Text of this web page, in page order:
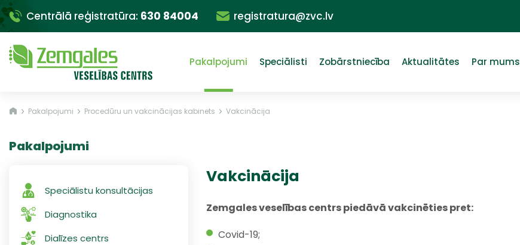
Centrālā reģistratūra: 630 84004 registratura@zvc.lv
Pakalpojumi Speciālisti Zobārstniecība Aktualitātes Par mums
Pakalpojumi Procedūru un vakcinācijas kabinets Vakcinācija
Pakalpojumi
Speciālistu konsultācijas
Diagnostika
Dialīzes centrs
Vakcinācija
Zemgales veselības centrs piedāvā vakcinēties pret:
Covid-19;